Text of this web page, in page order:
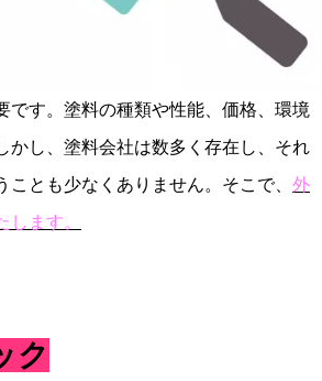
です。塗料の種類や性能、価格、環境
かし、塗料会社は数多く存在し、それ
とも少なくありません。そこで、 外
ます。
ク